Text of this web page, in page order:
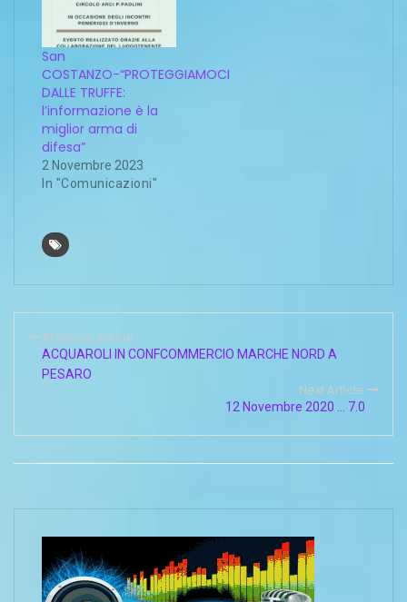
San
COSTANZO-“PROTEGGIAMOCI
DALLE TRUFFE:
l’informazione è la
miglior arma di
difesa”
2 Novembre 2023
In "Comunicazioni"
Previous Article
ACQUAROLI IN CONFCOMMERCIO MARCHE NORD A
PESARO
Next Article
12 Novembre 2020 … 7.0